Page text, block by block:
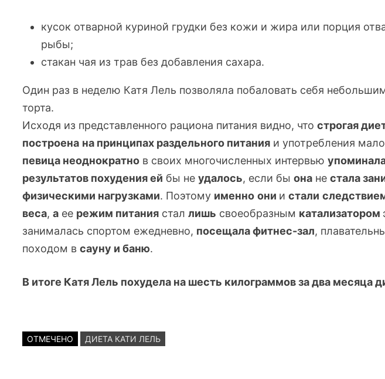
кусок отварной куриной грудки без кожи и жира или порция
рыбы;
стакан чая из трав без добавления сахара.
Один раз в неделю Катя Лель позволяла побаловать себя
торта.
Исходя из представленного рациона питания видно, чтострогая
построена на принципах раздельного питания и употребления
певица неоднократно в своих многочисленных интервью
результатов похудения ей бы неудалось, если быона нестала
физическими нагрузками. Поэтому именно они истали
веса,а ее режим питания сталлишь своеобразным катализатором
занималась спортом ежедневно, посещалафитнес-зал,
походом всауну и баню.
В итоге Катя Лель похудела на шесть килограммов за два месяца
ОТМЕЧЕНО ДИЕТА КАТИ ЛЕЛЬ